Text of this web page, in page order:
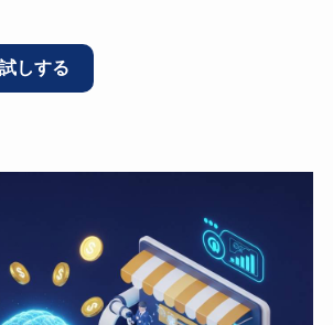
しする